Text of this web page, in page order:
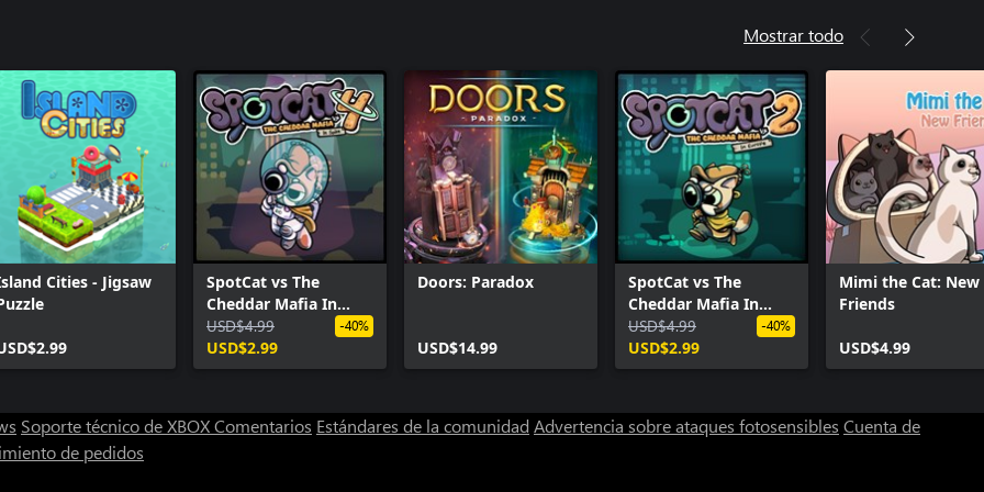
Mostrar todo
Cities - Jigsaw
SpotCat vs The
Cheddar Mafia In
Space
USD$4.99
USD$2.99
-40%
Doors: Paradox
USD$14.99
SpotCat vs The
Cheddar Mafia In
Europe
USD$4.99
USD$2.99
-40%
Mimi the Cat: New
Friends
USD$4.99
Soporte técnico de XBOXComentarios Estándares de la comunidad Advertencia sobre ataques fotosensibles Cuenta de
de pedidos